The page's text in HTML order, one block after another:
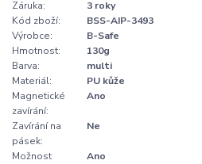
Záruka:
3 roky
Kód zboží:
BSS-AIP-3493
Výrobce:
B-Safe
Hmotnost:
130g
Barva:
multi
Materiál:
PU kůže
Magnetické
zavírání:
Ano
Zavírání na
pásek:
Ne
Možnost
Ano